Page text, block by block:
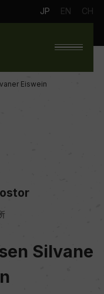
JP EN CH
Eiswein
Silvane